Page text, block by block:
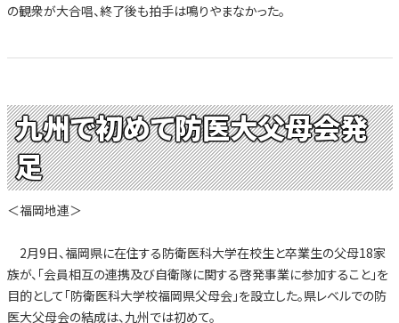
の観衆が大合唱、終了後も拍手は鳴りやまなかった。
九州で初めて防医大父母会発
足
＜福岡地連＞
2月9日、福岡県に在住する防衛医科大学在校生と卒業生の父母18家
族が、「会員相互の連携及び自衛隊に関する啓発事業に参加すること」を
目的として「防衛医科大学校福岡県父母会」を設立した。県レベルでの防
医大父母会の結成は、九州では初めて。